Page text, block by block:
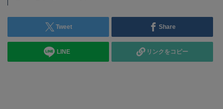
Tweet Share
LINE リンクをコピー